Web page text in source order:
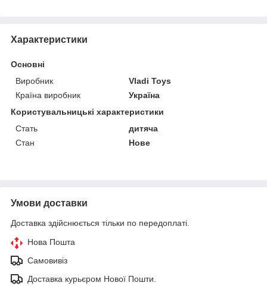
Характеристики
Основні
Виробник
Vladi Toys
Країна виробник
Україна
Користувальницькі характеристики
Стать
дитяча
Стан
Нове
Умови доставки
Доставка здійснюється тільки по передоплаті.
Нова Пошта
Самовивіз
Доставка курьєром Нової Пошти.